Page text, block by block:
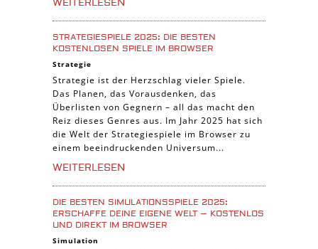
WEITERLESEN
STRATEGIESPIELE 2025: DIE BESTEN
KOSTENLOSEN SPIELE IM BROWSER
Strategie
Strategie ist der Herzschlag vieler Spiele.
Das Planen, das Vorausdenken, das
Überlisten von Gegnern – all das macht den
Reiz dieses Genres aus. Im Jahr 2025 hat sich
die Welt der Strategiespiele im Browser zu
einem beeindruckenden Universum...
WEITERLESEN
DIE BESTEN SIMULATIONSSPIELE 2025:
ERSCHAFFE DEINE EIGENE WELT – KOSTENLOS
UND DIREKT IM BROWSER
Simulation